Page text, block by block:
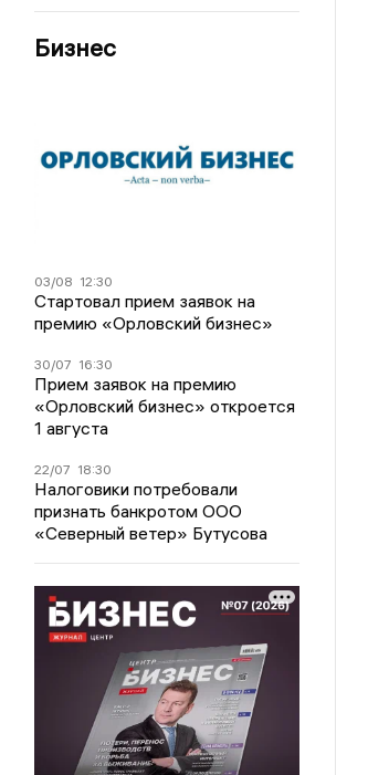
Бизнес
03/08 12:30
Стартовал прием заявок на
премию «Орловский бизнес»
30/07 16:30
Прием заявок на премию
«Орловский бизнес» откроется
1 августа
22/07 18:30
Налоговики потребовали
признать банкротом ООО
«Северный ветер» Бутусова